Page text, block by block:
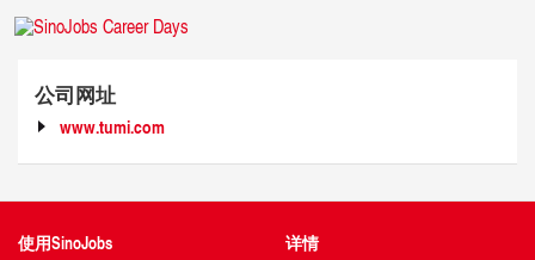
公司网址
www.tumi.com
使用SinoJobs 详情